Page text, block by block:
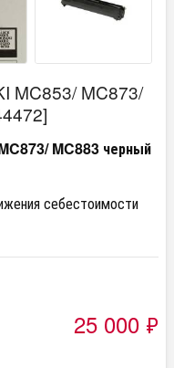
MC853/ MC873/
MC883 черный
себестоимости
25 000 ₽